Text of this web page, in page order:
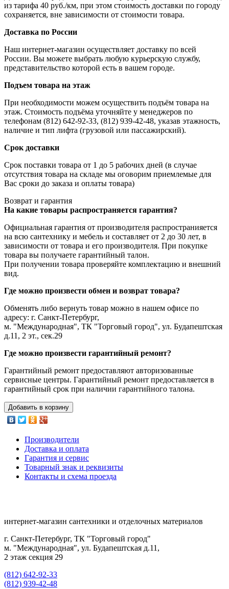
из тарифа 40 руб./км, при этом стоимость доставки по городу
сохраняется, вне зависимости от стоимости товара.
Доставка по России
Наш интернет-магазин осуществляет доставку по всей
России. Вы можете выбрать любую курьерскую службу,
представительство которой есть в вашем городе.
Подъем товара на этаж
При необходимости можем осуществить подъём товара на
этаж. Стоимость подъёма уточняйте у менеджеров по
телефонам (812) 642-92-33, (812) 939-42-48, указав этажность,
наличие и тип лифта (грузовой или пассажирский).
Срок доставки
Срок поставки товара от 1 до 5 рабочих дней (в случае
отсутствия товара на складе мы оговорим приемлемые для
Вас сроки до заказа и оплаты товара)
Возврат и гарантия
На какие товары распространяется гарантия?
Официальная гарантия от производителя распространияется
на всю сантехнику и мебель и составляет от 2 до 30 лет, в
зависимости от товара и его производителя. При покупке
товара вы получаете гарантийный талон.
При получении товара проверяйте комплектацию и внешний
вид.
Где можно произвести обмен и возврат товара?
Обменять либо вернуть товар можно в нашем офисе по
адресу: г. Санкт-Петербург,
м. "Международная", ТК "Торговый город", ул. Будапештская
д.11, 2 эт., сек.29
Где можно произвести гарантийный ремонт?
Гарантийный ремонт предоставляют авторизованные
сервисные центры. Гарантийный ремонт предоставляется в
гарантийный срок при наличии гарантийного талона.
Добавить в корзину
Производители
Доставка и оплата
Гарантия и сервис
Товарный знак и реквизиты
Контакты и схема проезда
интернет-магазин сантехники и отделочных материалов
г. Санкт-Петербург, ТК "Торговый город"
м. "Международная", ул. Будапештская д.11,
2 этаж секция 29
(812) 642-92-33
(812) 939-42-48